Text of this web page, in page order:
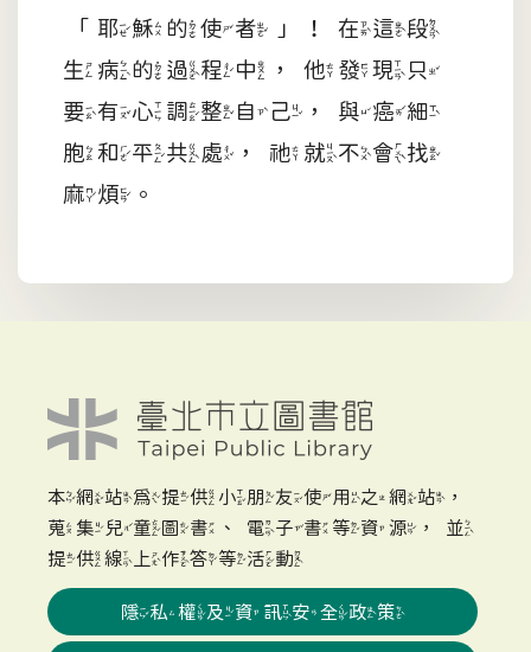
「耶穌的使者」！在這段
生病的過程中，他發現只
要有心調整自己，與癌細
胞和平共處，祂就不會找
麻煩。
本網站為提供小朋友使用之網站，
蒐集兒童圖書、電子書等資源，並
提供線上作答等活動
隱私權及資訊安全政策